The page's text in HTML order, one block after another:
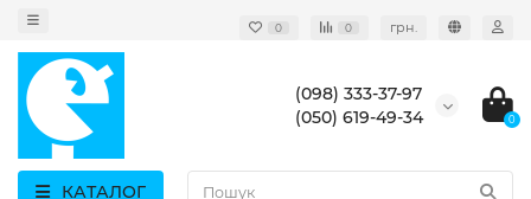
0 0 грн.
(098) 333-37-97
(050) 619-49-34
0
КАТАЛОГ